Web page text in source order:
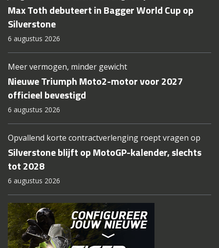
Max Toth debuteert in Bagger World Cup op
Silverstone
6 augustus 2026
Meer vermogen, minder gewicht
Nieuwe Triumph Moto2-motor voor 2027
officieel bevestigd
6 augustus 2026
Opvallend korte contractverlenging roept vragen op
Silverstone blijft op MotoGP-kalender, slechts
tot 2028
6 augustus 2026